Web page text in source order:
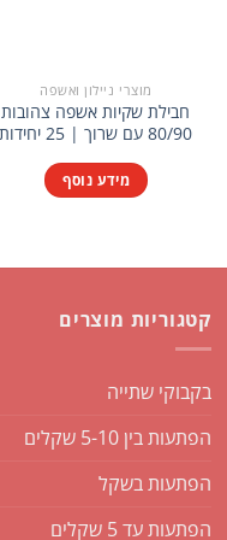
מוצרי ניילון ואשפה
חבילת שקיות אשפה צהובות
80/90 עם שרוך | 25 יחידות
מידע נוסף
קטגוריות מוצרים
בקבוקי שתייה
הפתעות בין 5-10 שקלים
הפתעות בשקל
הפתעות עד 5 שקלים